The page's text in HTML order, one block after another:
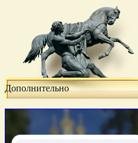
Дополнительно